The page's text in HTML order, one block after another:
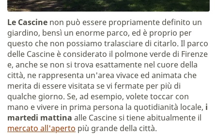
Le Cascine non può essere propriamente definito un
giardino, bensì un enorme parco, ed è proprio per
questo che non possiamo tralasciare di citarlo. Il parco
delle Cascine è considerato il polmone verde di Firenze
e, anche se non si trova esattamente nel cuore della
città, ne rappresenta un'area vivace ed animata che
merita di essere visitata se vi fermate per più di
qualche giorno. Se, ad esempio, volete toccar con
mano e vivere in prima persona la quotidianità locale, i
martedi mattina alle Cascine si tiene abitualmente il
mercato all'aperto più grande della città.